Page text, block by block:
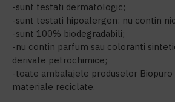
-sunt testati dermatologic;
-sunt testati hipoalergen: nu contin
-sunt 100% biodegradabili;
-nu contin parfum sau coloranti
derivate petrochimice;
-toate ambalajele produselor Biopuro
materiale reciclate.